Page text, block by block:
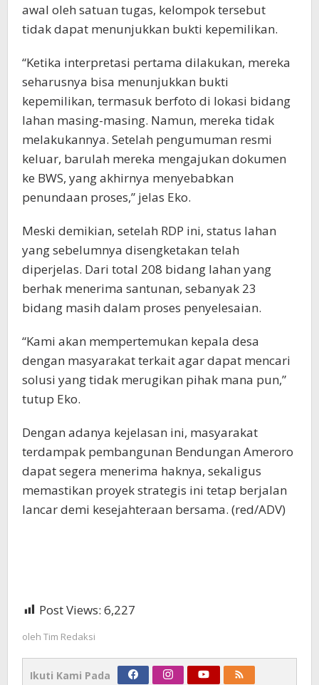
awal oleh satuan tugas, kelompok tersebut
tidak dapat menunjukkan bukti kepemilikan.
“Ketika interpretasi pertama dilakukan, mereka
seharusnya bisa menunjukkan bukti
kepemilikan, termasuk berfoto di lokasi bidang
lahan masing-masing. Namun, mereka tidak
melakukannya. Setelah pengumuman resmi
keluar, barulah mereka mengajukan dokumen
ke BWS, yang akhirnya menyebabkan
penundaan proses,” jelas Eko.
Meski demikian, setelah RDP ini, status lahan
yang sebelumnya disengketakan telah
diperjelas. Dari total 208 bidang lahan yang
berhak menerima santunan, sebanyak 23
bidang masih dalam proses penyelesaian.
“Kami akan mempertemukan kepala desa
dengan masyarakat terkait agar dapat mencari
solusi yang tidak merugikan pihak mana pun,”
tutup Eko.
Dengan adanya kejelasan ini, masyarakat
terdampak pembangunan Bendungan Ameroro
dapat segera menerima haknya, sekaligus
memastikan proyek strategis ini tetap berjalan
lancar demi kesejahteraan bersama. (red/ADV)
Post Views: 6,227
oleh Tim Redaksi
Ikuti Kami Pada